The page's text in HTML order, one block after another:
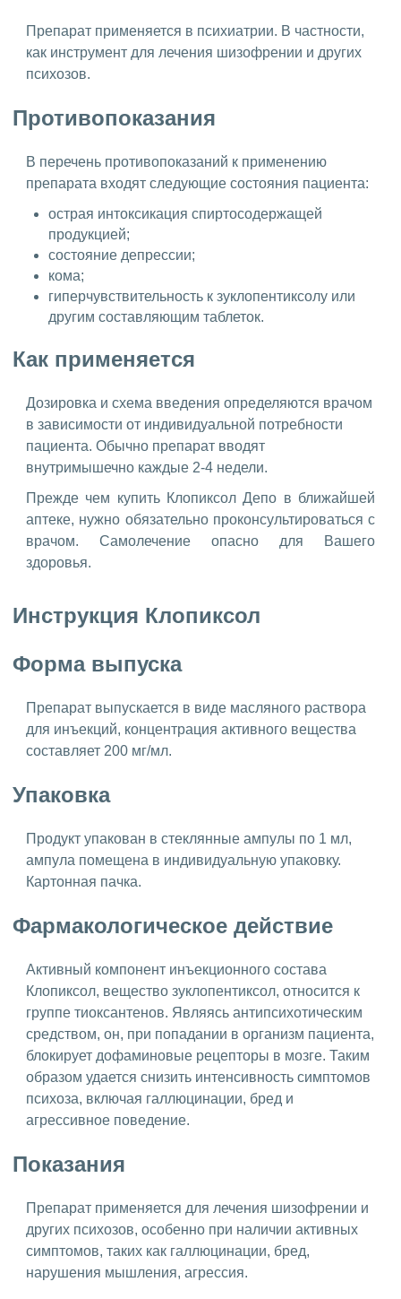
Препарат применяется в психиатрии. В частности,
как инструмент для лечения шизофрении и других
психозов.
Противопоказания
В перечень противопоказаний к применению
препарата входят следующие состояния пациента:
острая интоксикация спиртосодержащей
продукцией;
состояние депрессии;
кома;
гиперчувствительность к зуклопентиксолу или
другим составляющим таблеток.
Как применяется
Дозировка и схема введения определяются врачом
в зависимости от индивидуальной потребности
пациента. Обычно препарат вводят
внутримышечно каждые 2-4 недели.
Прежде чем купить Клопиксол Депо в ближайшей
аптеке, нужно обязательно проконсультироваться с
врачом. Самолечение опасно для Вашего
здоровья.
Инструкция Клопиксол
Форма выпуска
Препарат выпускается в виде масляного раствора
для инъекций, концентрация активного вещества
составляет 200 мг/мл.
Упаковка
Продукт упакован в стеклянные ампулы по 1 мл,
ампула помещена в индивидуальную упаковку.
Картонная пачка.
Фармакологическое действие
Активный компонент инъекционного состава
Клопиксол, вещество зуклопентиксол, относится к
группе тиоксантенов. Являясь антипсихотическим
средством, он, при попадании в организм пациента,
блокирует дофаминовые рецепторы в мозге. Таким
образом удается снизить интенсивность симптомов
психоза, включая галлюцинации, бред и
агрессивное поведение.
Показания
Препарат применяется для лечения шизофрении и
других психозов, особенно при наличии активных
симптомов, таких как галлюцинации, бред,
нарушения мышления, агрессия.